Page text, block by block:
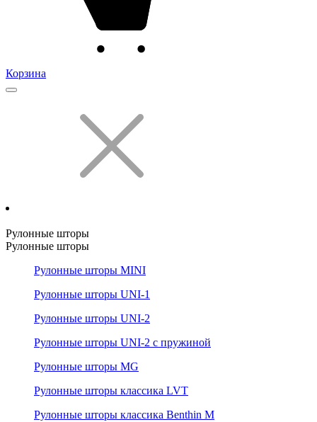
Корзина
Рулонные шторы
Рулонные шторы
Рулонные шторы MINI
Рулонные шторы UNI-1
Рулонные шторы UNI-2
Рулонные шторы UNI-2 с пружиной
Рулонные шторы MG
Рулонные шторы классика LVT
Рулонные шторы классика Benthin M